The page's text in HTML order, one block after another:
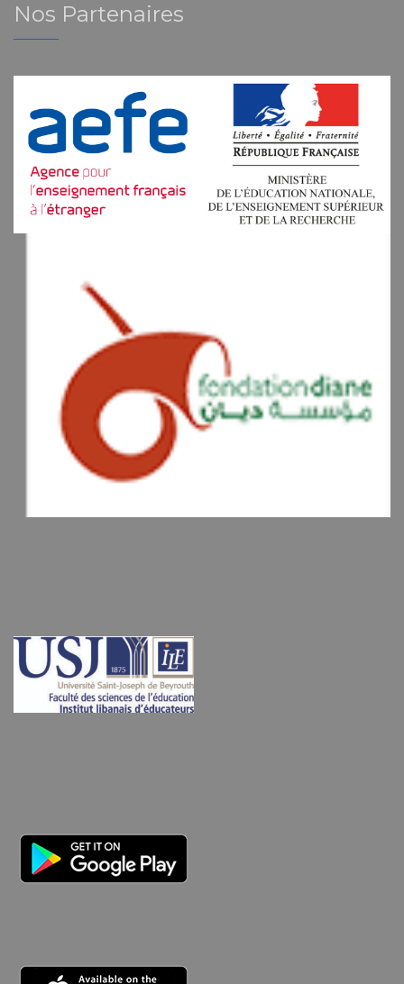
Nos Partenaires